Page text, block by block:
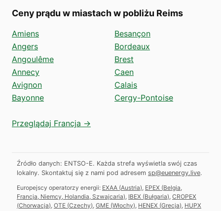
Ceny prądu w miastach w pobliżu Reims
Amiens
Angers
Angoulême
Annecy
Avignon
Bayonne
Besançon
Bordeaux
Brest
Caen
Calais
Cergy-Pontoise
Przeglądaj Francja →
Źródło danych: ENTSO-E. Każda strefa wyświetla swój czas
lokalny. Skontaktuj się z nami pod adresem sp@euenergy.live.
Europejscy operatorzy energii: EXAA (Austria) EPEX (Belgia,
Francja, Niemcy, Holandia, Szwajcaria) IBEX (Bułgaria) CROPEX
(Chorwacja) OTE (Czechy) GME (Włochy) HENEX (Grecja) HUPX